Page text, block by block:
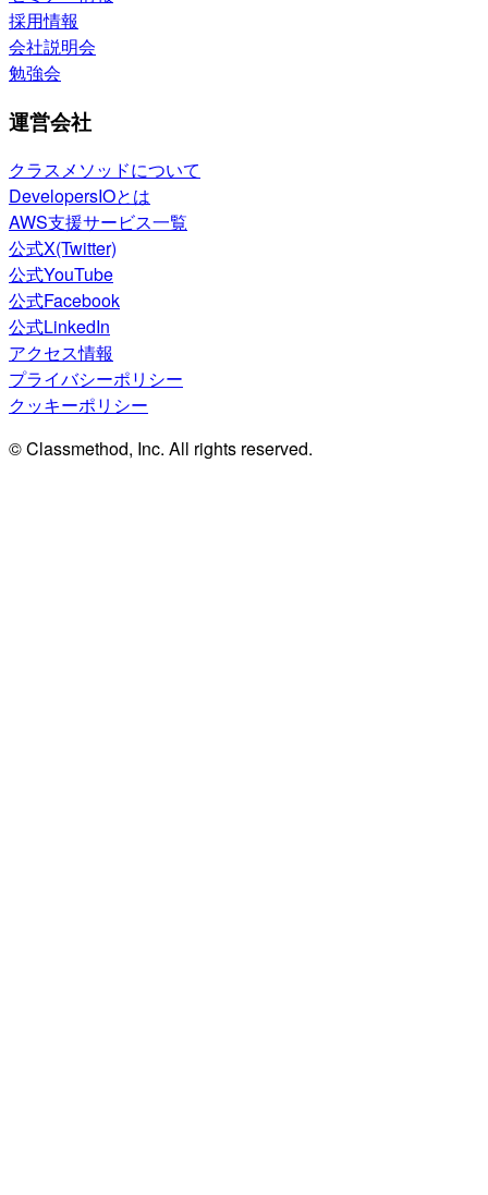
採用情報
会社説明会
勉強会
運営会社
クラスメソッドについて
DevelopersIOとは
AWS支援サービス一覧
公式X(Twitter)
公式YouTube
公式Facebook
公式LinkedIn
アクセス情報
プライバシーポリシー
クッキーポリシー
© Classmethod, Inc. All rights reserved.